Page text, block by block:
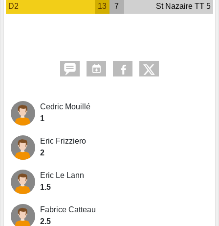
D2 13 7 St Nazaire TT 5
Cedric Mouillé
1
Eric Frizziero
2
Eric Le Lann
1.5
Fabrice Catteau
2.5